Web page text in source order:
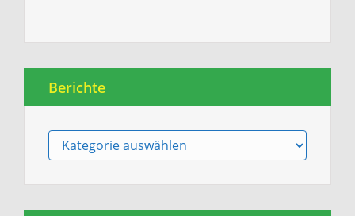
Berichte
Berichte